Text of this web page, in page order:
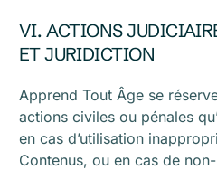
VI. ACTIONS
ET JURIDICTION
Apprend Tout Âge se
actions civiles ou pénales
en cas d’utilisation
Contenus, ou en cas de